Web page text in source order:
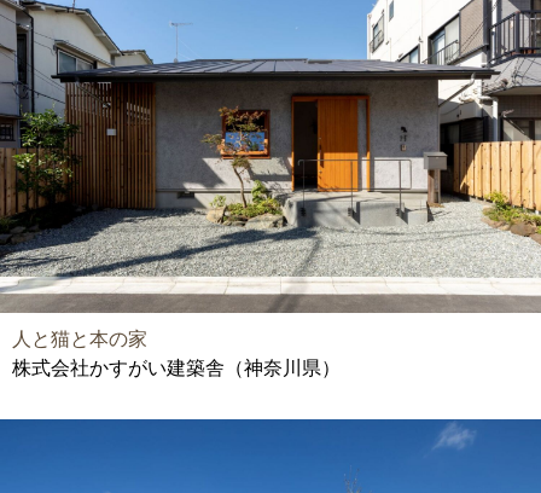
人と猫と本の家
株式会社かすがい建築舎（神奈川県）